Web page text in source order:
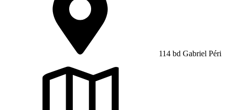
114 bd Gabriel Péri